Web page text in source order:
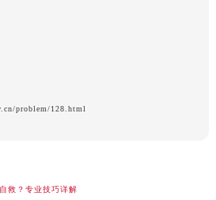
problem/128.html
救？专业技巧详解